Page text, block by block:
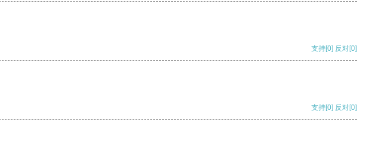
支持[0] 反对[0]
支持[0] 反对[0]